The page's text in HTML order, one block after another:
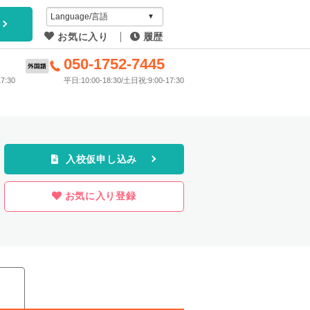
ディ
お気に入り
プラン
履歴
050-1752-7445
平日:10:00-18:30/土日祝:9:00-17:30
入校仮申し込み
お気に入り登録